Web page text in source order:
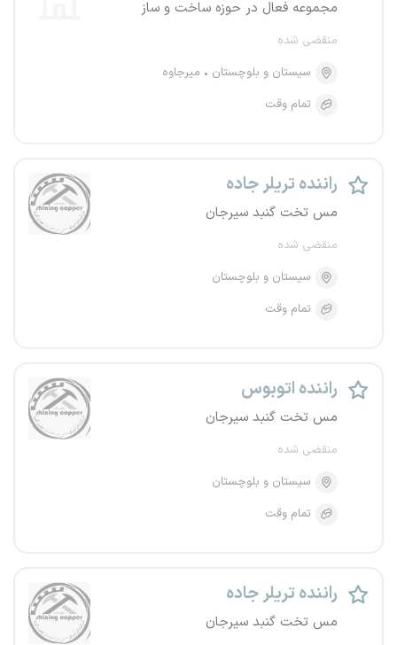
مجموعه فعال در حوزه ساخت و ساز
منقضی شده
سیستان و بلوچستان
میرجاوه
تمام وقت
راننده تریلر جاده
مس تخت گنبد سیرجان
منقضی شده
سیستان و بلوچستان
تمام وقت
راننده اتوبوس
مس تخت گنبد سیرجان
منقضی شده
سیستان و بلوچستان
تمام وقت
راننده تریلر جاده
مس تخت گنبد سیرجان